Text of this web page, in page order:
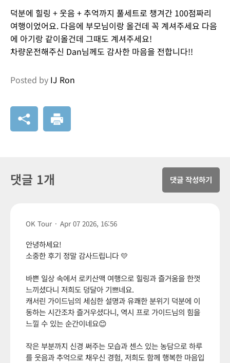
덕분에 힐링 + 웃음 + 추억까지 풀세트로 챙겨간 100점짜리
여행이었어요. 다음에 부모님이랑 올건데 꼭 계셔주세요 다음
에 아기랑 같이올건데 그때도 계셔주세요!
차량운전해주신 Dan님께도 감사한 마음을 전합니다!!
Posted by IJ Ron
댓글 1개 댓글 작성하기
OK Tour · Apr 07 2026, 16:56
안녕하세요!
소중한 후기 정말 감사드립니다 💛
바쁜 일상 속에서 로키산맥 여행으로 힐링과 즐거움을 한껏
느끼셨다니 저희도 덩달아 기쁘네요.
캐서린 가이드님의 세심한 설명과 유쾌한 분위기 덕분에 이
동하는 시간조차 즐거우셨다니, 역시 프로 가이드님의 힘을
느낄 수 있는 순간이네요😊
작은 부분까지 신경 써주는 모습과 센스 있는 농담으로 하루
를 웃음과 추억으로 채우신 경험, 저희도 함께 행복한 마음입